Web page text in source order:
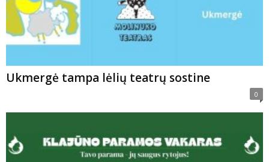
Ukmergė tampa lėlių teatrų sostine
0